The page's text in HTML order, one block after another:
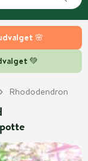
🌸
💚
Rhododendron